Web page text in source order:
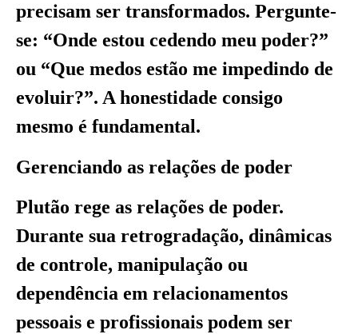
precisam ser transformados. Pergunte-
se: “Onde estou cedendo meu poder?”
ou “Que medos estão me impedindo de
evoluir?”. A honestidade consigo
mesmo é fundamental.
Gerenciando as relações de poder
Plutão rege as relações de poder.
Durante sua retrogradação, dinâmicas
de controle, manipulação ou
dependência em relacionamentos
pessoais e profissionais podem ser